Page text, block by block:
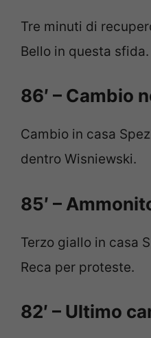
Tre minuti di
Bello in questa sfida.
86′ – Cambio
Cambio in casa
dentro Wisniewski.
85′ –
Terzo giallo in casa
Reca per proteste.
82′ – Ultimo